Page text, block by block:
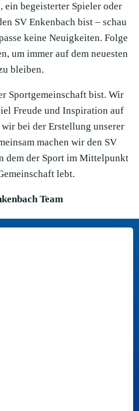
ein begeisterter Spieler oder
SV Enkenbach bist – schau
keine Neuigkeiten. Folge
um immer auf dem neuesten
bleiben.
Sportgemeinschaft bist. Wir
Freude und Inspiration auf
bei der Erstellung unserer
machen wir den SV
dem der Sport im Mittelpunkt
lebt.
Team